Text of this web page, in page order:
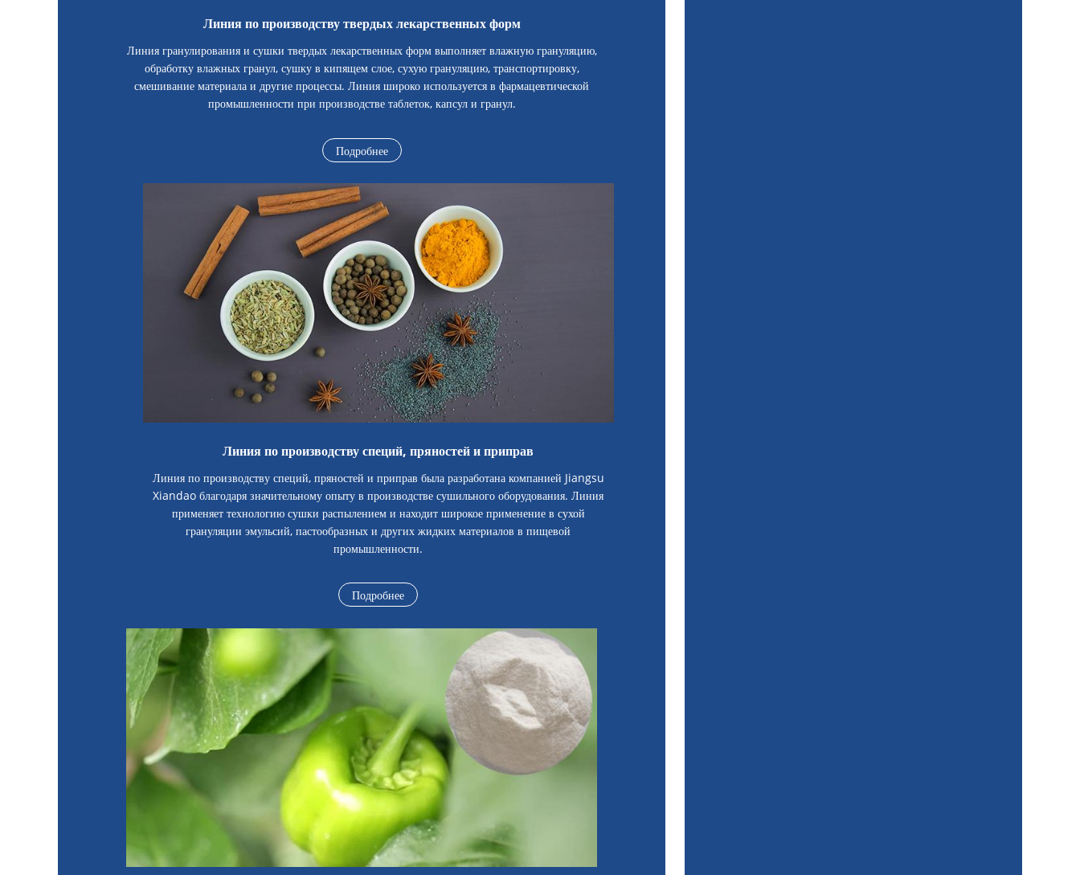
Линия по производству твердых лекарственных форм
Линия гранулирования и сушки твердых лекарственных форм выполняет влажную грануляцию,
обработку влажных гранул, сушку в кипящем слое, сухую грануляцию, транспортировку,
смешивание материала и другие процессы. Линия широко используется в фармацевтической
промышленности при производстве таблеток, капсул и гранул.
Подробнее
Линия по производству специй, пряностей и приправ
Линия по производству специй, пряностей и приправ была разработана компанией Jiangsu
Xiandao благодаря значительному опыту в производстве сушильного оборудования. Линия
применяет технологию сушки распылением и находит широкое применение в сухой
грануляции эмульсий, пастообразных и других жидких материалов в пищевой
промышленности.
Подробнее